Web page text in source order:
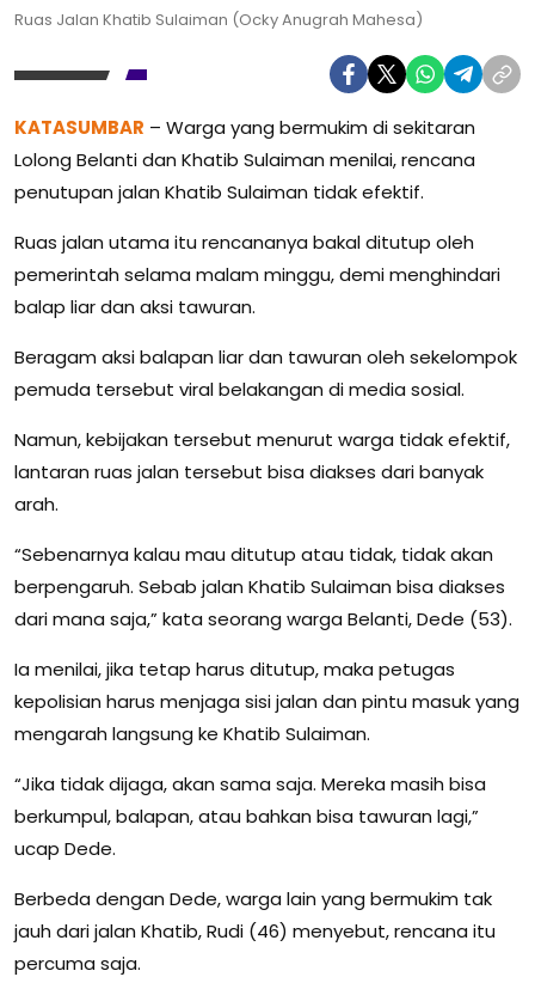
Ruas Jalan Khatib Sulaiman (Ocky Anugrah Mahesa)
KATASUMBAR – Warga yang bermukim di sekitaran
Lolong Belanti dan Khatib Sulaiman menilai, rencana
penutupan jalan Khatib Sulaiman tidak efektif.
Ruas jalan utama itu rencananya bakal ditutup oleh
pemerintah selama malam minggu, demi menghindari
balap liar dan aksi tawuran.
Beragam aksi balapan liar dan tawuran oleh sekelompok
pemuda tersebut viral belakangan di media sosial.
Namun, kebijakan tersebut menurut warga tidak efektif,
lantaran ruas jalan tersebut bisa diakses dari banyak
arah.
“Sebenarnya kalau mau ditutup atau tidak, tidak akan
berpengaruh. Sebab jalan Khatib Sulaiman bisa diakses
dari mana saja,” kata seorang warga Belanti, Dede (53).
Ia menilai, jika tetap harus ditutup, maka petugas
kepolisian harus menjaga sisi jalan dan pintu masuk yang
mengarah langsung ke Khatib Sulaiman.
“Jika tidak dijaga, akan sama saja. Mereka masih bisa
berkumpul, balapan, atau bahkan bisa tawuran lagi,”
ucap Dede.
Berbeda dengan Dede, warga lain yang bermukim tak
jauh dari jalan Khatib, Rudi (46) menyebut, rencana itu
percuma saja.